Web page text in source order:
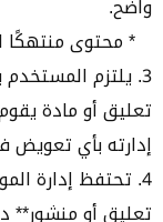
واضح.
* محتوى منتهكًا
3. يلتزم
تعليق أو مادة
إدارته بأي تعويض
4. تحتفظ إدارة
تعليق أو منشور**